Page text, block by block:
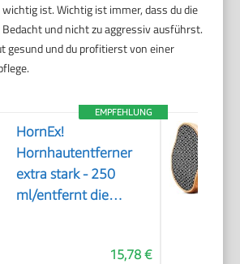
ist. Wichtig ist immer, dass du die
und nicht zu aggressiv ausführst.
gesund und du profitierst von einer
EMPFEHLUNG
HornEx!
Hornhautentferner
extra stark - 250
ml/entfernt die
15,78 €